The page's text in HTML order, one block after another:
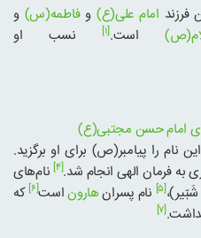
امام علی(ع) وفاطمه(س) و
است.[۱]
نسب او
امام حسن مجتبی(ع)
نام را پیامبر(ص) برای او برگزید.
به فرمان الهی انجام شد.[۴]
نام‌های
[۵] نام پسرانهاروناست[۶]
که
[۷]